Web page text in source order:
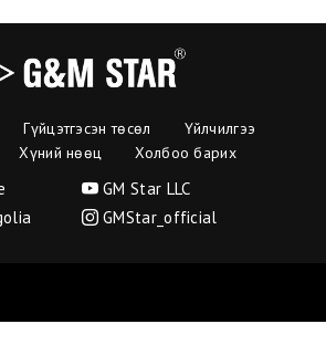
Гүйцэтгэсэн төсөл
Үйлчилгээ
Хүний нөөц Холбоо барих
GM Star LLC
GMStar_official